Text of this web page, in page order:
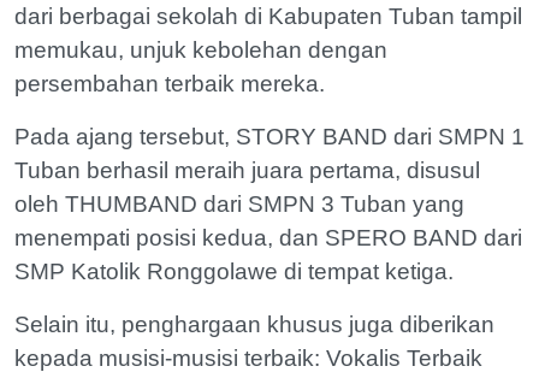
dari berbagai sekolah di Kabupaten Tuban tampil
memukau, unjuk kebolehan dengan
persembahan terbaik mereka.
Pada ajang tersebut, STORY BAND dari SMPN 1
Tuban berhasil meraih juara pertama, disusul
oleh THUMBAND dari SMPN 3 Tuban yang
menempati posisi kedua, dan SPERO BAND dari
SMP Katolik Ronggolawe di tempat ketiga.
Selain itu, penghargaan khusus juga diberikan
kepada musisi-musisi terbaik: Vokalis Terbaik